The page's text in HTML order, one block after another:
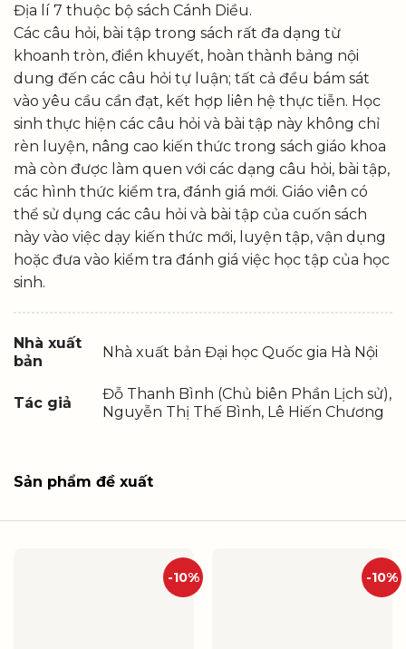
Địa lí 7 thuộc bộ sách Cánh Diều.
Các câu hỏi, bài tập trong sách rất đa dạng từ
khoanh tròn, điền khuyết, hoàn thành bảng nội
dung đến các câu hỏi tự luận; tất cả đều bám sát
vào yêu cầu cần đạt, kết hợp liên hệ thực tiễn. Học
sinh thực hiện các câu hỏi và bài tập này không chỉ
rèn luyện, nâng cao kiến thức trong sách giáo khoa
mà còn được làm quen với các dạng câu hỏi, bài tập,
các hình thức kiểm tra, đánh giá mới. Giáo viên có
thể sử dụng các câu hỏi và bài tập của cuốn sách
này vào việc dạy kiến thức mới, luyện tập, vận dụng
hoặc đưa vào kiểm tra đánh giá việc học tập của học
sinh.
Nhà xuất
bản
Nhà xuất bản Đại học Quốc gia Hà Nội
Tác giả
Đỗ Thanh Bình (Chủ biên Phần Lịch sử),
Nguyễn Thị Thế Bình, Lê Hiến Chương
Sản phẩm đề xuất
-10% -10%